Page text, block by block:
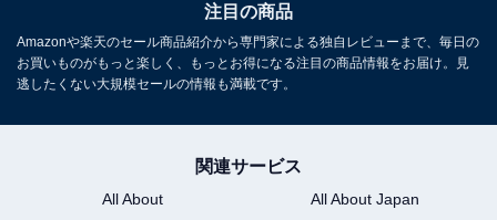
交通手段：杷木ICより約5分／朝倉ICより約10分／原鶴
温泉下車後、徒歩約7分／JR筑後吉井駅よりお車で約10
分
注目の商品
Amazonや楽天のセール商品紹介から専門家による独自レビューまで、毎日の
お買いものがもっと楽しく、もっとお得になる注目の商品情報をお届け。見
逃したくない大規模セールの情報も満載です。
関連サービス
All About
All About Japan